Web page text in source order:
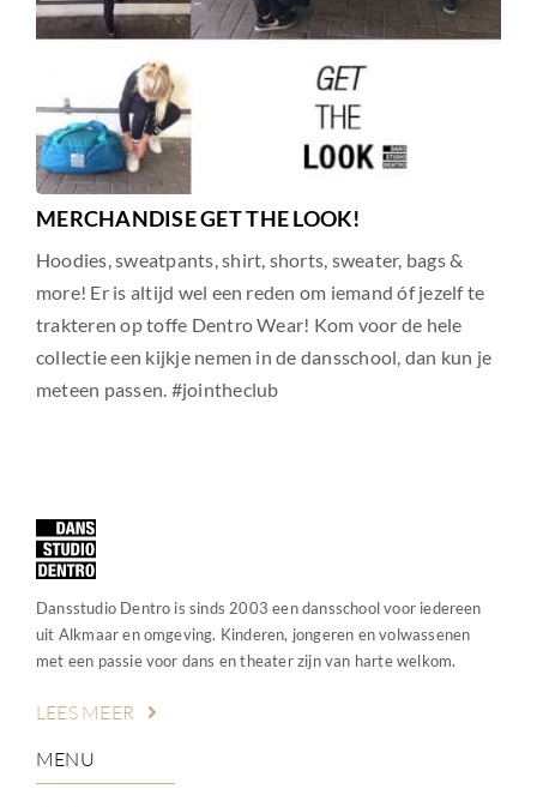
MERCHANDISE GET THE LOOK!
Hoodies, sweatpants, shirt, shorts, sweater, bags &
more! Er is altijd wel een reden om iemand óf jezelf te
trakteren op toffe Dentro Wear! Kom voor de hele
collectie een kijkje nemen in de dansschool, dan kun je
meteen passen. #jointheclub
Dansstudio Dentro is sinds 2003 een dansschool voor iedereen
uit Alkmaar en omgeving. Kinderen, jongeren en volwassenen
met een passie voor dans en theater zijn van harte welkom.
LEES MEER
MENU